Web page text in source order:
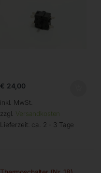
€ 24,00
inkl. MwSt.
zzgl. Versandkosten
Lieferzeit: ca. 2 - 3 Tage